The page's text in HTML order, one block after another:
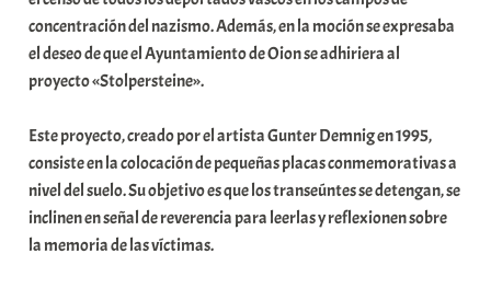
concentración del nazismo. Además, en la moción se expresaba
el deseo de que el Ayuntamiento de Oion se adhiriera al
proyecto «Stolpersteine».
Este proyecto, creado por el artista Gunter Demnig en 1995,
consiste en la colocación de pequeñas placas conmemorativas a
nivel del suelo. Su objetivo es que los transeúntes se detengan, se
inclinen en señal de reverencia para leerlas y reflexionen sobre
la memoria de las víctimas.